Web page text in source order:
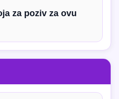
za poziv za ovu